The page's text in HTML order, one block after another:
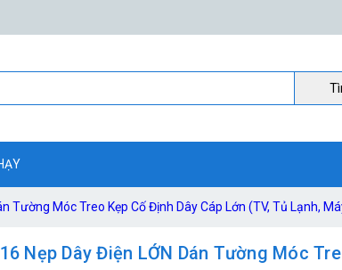
Tường Móc Treo Kẹp Cố Định Dây Cáp Lớn (TV, Tủ Lạnh,
Nẹp Dây Điện LỚN Dán Tường Móc